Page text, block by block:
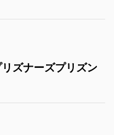
ズナーズプリズン